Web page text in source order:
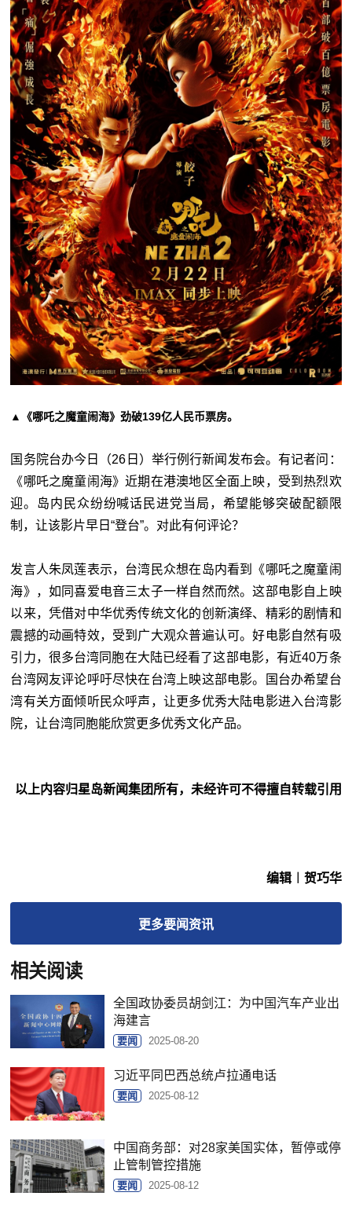
▲《哪吒之魔童闹海》劲破139亿人民币票房。
国务院台办今日（26日）举行例行新闻发布会。有记者问：
《哪吒之魔童闹海》近期在港澳地区全面上映，受到热烈欢
迎。岛内民众纷纷喊话民进党当局，希望能够突破配额限
制，让该影片早日“登台”。对此有何评论？
发言人朱凤莲表示，台湾民众想在岛内看到《哪吒之魔童闹
海》，如同喜爱电音三太子一样自然而然。这部电影自上映
以来，凭借对中华优秀传统文化的创新演绎、精彩的剧情和
震撼的动画特效，受到广大观众普遍认可。好电影自然有吸
引力，很多台湾同胞在大陆已经看了这部电影，有近40万条
台湾网友评论呼吁尽快在台湾上映这部电影。国台办希望台
湾有关方面倾听民众呼声，让更多优秀大陆电影进入台湾影
院，让台湾同胞能欣赏更多优秀文化产品。
以上内容归星岛新闻集团所有，未经许可不得擅自转载引用
编辑︱贺巧华
更多要闻资讯
相关阅读
全国政协委员胡剑江：为中国汽车产业出
海建言
要闻 2025-08-20
习近平同巴西总统卢拉通电话
要闻 2025-08-12
中国商务部：对28家美国实体，暂停或停
止管制管控措施
要闻 2025-08-12